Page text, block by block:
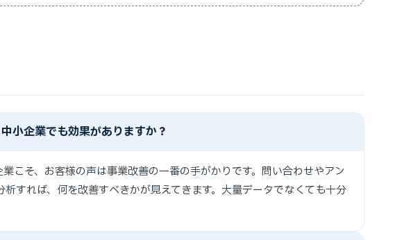
小企業でも効果がありますか？
こそ、お客様の声は事業改善の一番の手がかりです。問い合わせやアン
すれば、何を改善すべきかが見えてきます。大量データでなくても十分